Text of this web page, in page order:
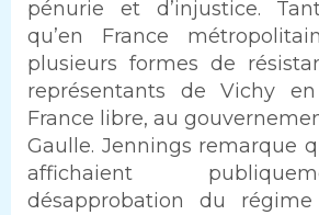
pénurie et d’injustice.
qu’en France
plusieurs formes de
représentants de Vichy
France libre, au
Gaulle. Jennings remarque
affichaient
désapprobation du